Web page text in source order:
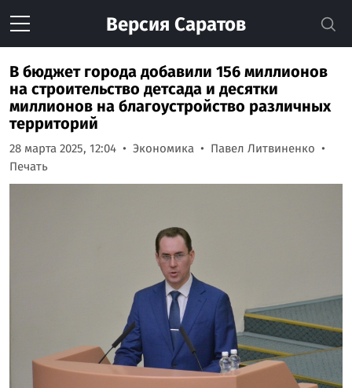
Версия Саратов
В бюджет города добавили 156 миллионов
на строительство детсада и десятки
миллионов на благоустройство различных
территорий
28 марта 2025, 12:04 Экономика
Павел Литвиненко
Печать